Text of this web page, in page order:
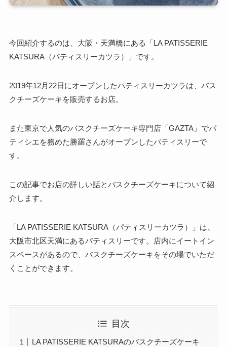
今回紹介するのは、大阪・天満橋にある「LA PATISSERIE
KATSURA（パティスリーカツラ）」です。
2019年12月22日にオープンしたパティスリーカツラは、バス
クチーズケーキを販売するお店。
また東京で人気のバスクチーズケーキ専門店「GAZTA」でパ
ティシエを務めた勝羅さんがオープンしたパティスリーで
す。
この記事でお店の詳しい話とバスクチーズケーキについて紹
介します。
「LA PATISSERIE KATSURA（パティスリーカツラ）」は、
大阪市北区天満にあるパティスリーです。店内にイートイン
スペースがあるので、バスクチーズケーキをその場でいただ
くことができます。
目次
LA PATISSERIE KATSURAのバスクチーズケーキ